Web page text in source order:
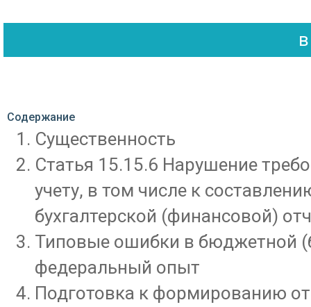
Содержание
Существенность
Статья 15.15.6 Нарушение
учету, в том числе к
бухгалтерской (финансовой)
Типовые ошибки в бюджетной
федеральный опыт
Подготовка к формированию